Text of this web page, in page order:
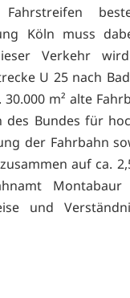
Köln muss
Verkehr
U 25 nach
m² alte
des Bundes für
der Fahrbahn
auf ca.
und